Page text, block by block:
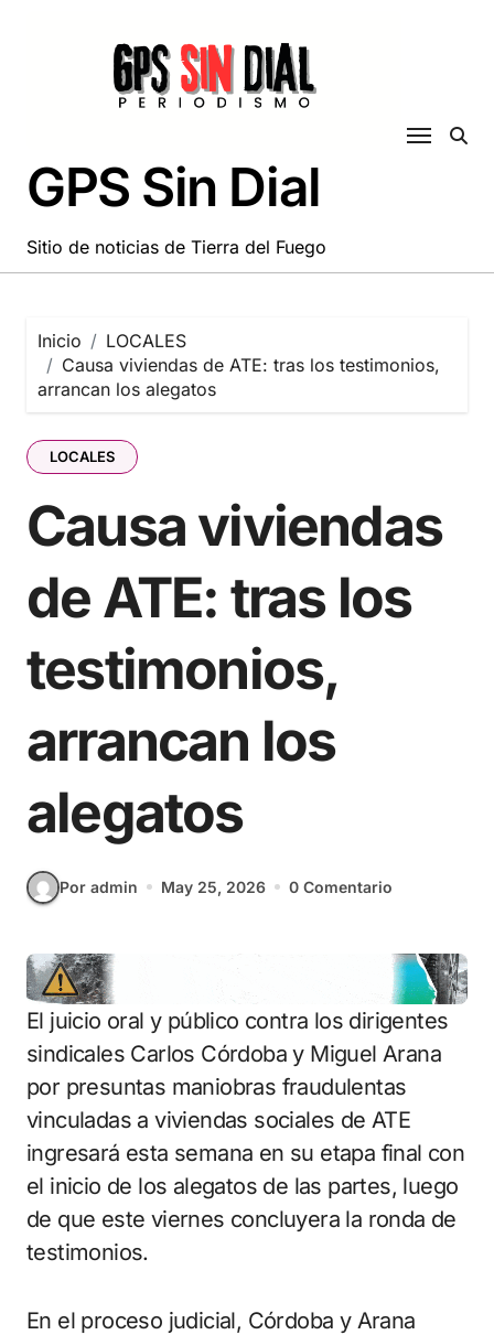
GPS Sin Dial
Sitio de noticias de Tierra del Fuego
Inicio
LOCALES
Causa viviendas de ATE: tras los testimonios,
arrancan los alegatos
LOCALES
Causa viviendas
de ATE: tras los
testimonios,
arrancan los
alegatos
Por admin May 25, 2026 0 Comentario
El juicio oral y público contra los dirigentes
sindicales Carlos Córdoba y Miguel Arana
por presuntas maniobras fraudulentas
vinculadas a viviendas sociales de ATE
ingresará esta semana en su etapa final con
el inicio de los alegatos de las partes, luego
de que este viernes concluyera la ronda de
testimonios.
En el proceso judicial, Córdoba y Arana